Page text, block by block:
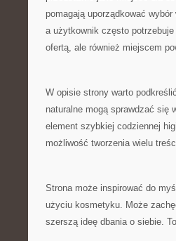
pomagają uporządkować
a użytkownik często
ofertą, ale również miejscem
W opisie strony warto
naturalne mogą sprawdzać się
element szybkiej codziennej
możliwość tworzenia wielu
Strona może inspirować do
użyciu kosmetyku. Może
szerszą ideę dbania o siebie.